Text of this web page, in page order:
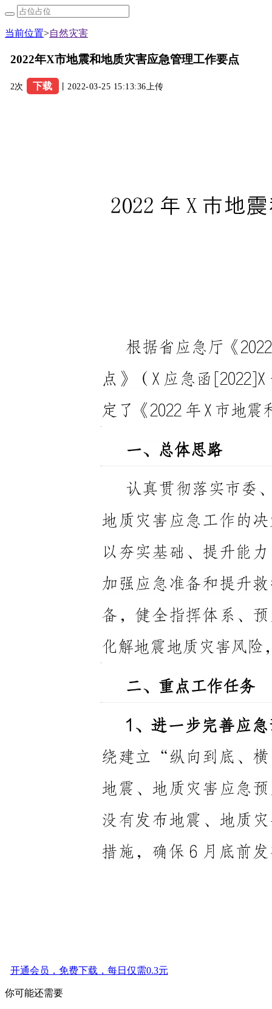
当前位置>自然灾害
2022年X市地震和地质灾害应急管理工作要点
2次 下载 丨2022-03-25 15:13:36上传
开通会员，免费下载，每日仅需0.3元
你可能还需要